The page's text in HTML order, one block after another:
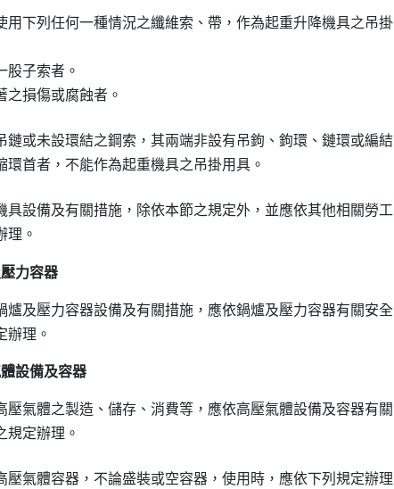
用下列任何一種情況之纖維索、帶，作為起重升降機具之吊掛
股子索者。
之損傷或腐蝕者。
鏈或未設環結之鋼索，其兩端非設有吊鉤、鉤環、鏈環或編結
環首者，不能作為起重機具之吊掛用具。
具設備及有關措施，除依本節之規定外，並應依其他相關勞工
理。
力容器
爐及壓力容器設備及有關措施，應依鍋爐及壓力容器有關安全
辦理。
設備及容器
壓氣體之製造、儲存、消費等，應依高壓氣體設備及容器有關
規定辦理。
壓氣體容器，不論盛裝或空容器，使用時，應依下列規定辦理